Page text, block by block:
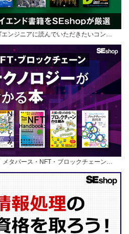
ンジニアに読んでいただきたいコン…
メタバース・NFT・ブロックチェーン…